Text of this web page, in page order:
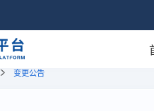
变更公告